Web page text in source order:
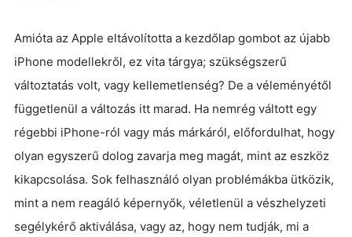
Amióta az Apple eltávolította a kezdőlap gombot az újabb
iPhone modellekről, ez vita tárgya; szükségszerű
változtatás volt, vagy kellemetlenség? De a véleményétől
függetlenül a változás itt marad. Ha nemrég váltott egy
régebbi iPhone-ról vagy más márkáról, előfordulhat, hogy
olyan egyszerű dolog zavarja meg magát, mint az eszköz
kikapcsolása. Sok felhasználó olyan problémákba ütközik,
mint a nem reagáló képernyők, véletlenül a vészhelyzeti
segélykérő aktiválása, vagy az, hogy nem tudják, mi a